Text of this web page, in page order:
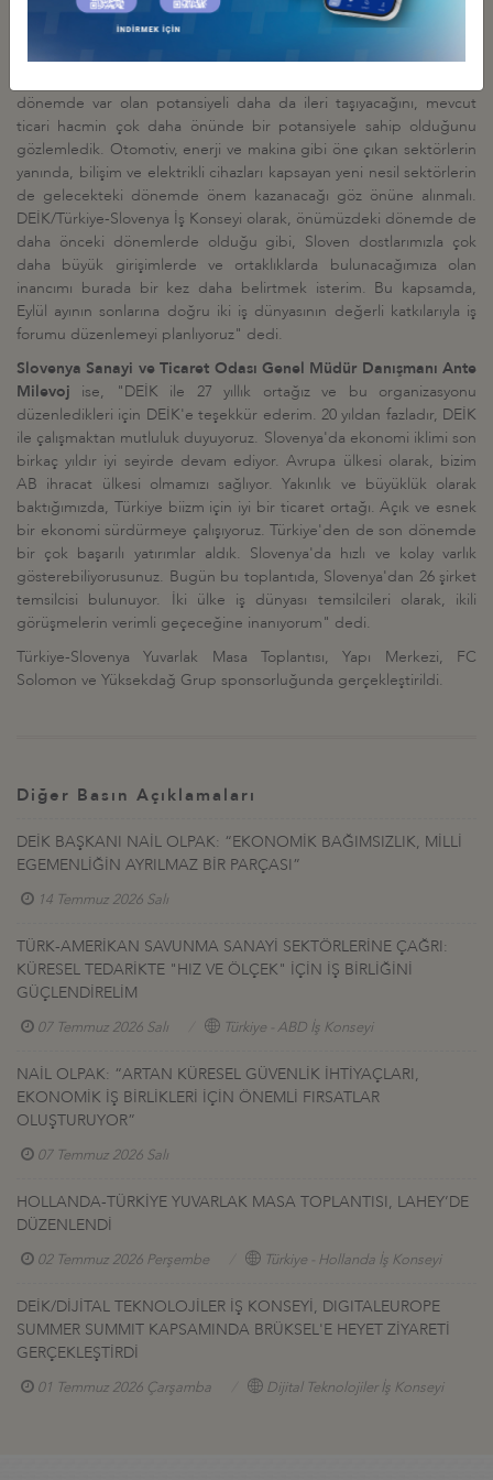
"DEİK/Türkiye-Slovenya İş Konseyi olarak, Karşı Kanat
Kuruluşumuz Slovenya Sanayi ve Ticaret Odası'nın değerli
dönemde var olan potansiyeli daha da ileri taşıyacağını, mevcut
ticari hacmin çok daha önünde bir potansiyele sahip olduğunu
gözlemledik. Otomotiv, enerji ve makina gibi öne çıkan sektörlerin
yanında, bilişim ve elektrikli cihazları kapsayan yeni nesil sektörlerin
de gelecekteki dönemde önem kazanacağı göz önüne alınmalı.
DEİK/Türkiye-Slovenya İş Konseyi olarak, önümüzdeki dönemde de
daha önceki dönemlerde olduğu gibi, Sloven dostlarımızla çok
daha büyük girişimlerde ve ortaklıklarda bulunacağımıza olan
inancımı burada bir kez daha belirtmek isterim. Bu kapsamda,
Eylül ayının sonlarına doğru iki iş dünyasının değerli katkılarıyla iş
forumu düzenlemeyi planlıyoruz" dedi.
Slovenya Sanayi ve Ticaret Odası Genel Müdür Danışmanı Ante
Milevoj ise, "DEİK ile 27 yıllık ortağız ve bu organizasyonu
düzenledikleri için DEİK'e teşekkür ederim. 20 yıldan fazladır, DEİK
ile çalışmaktan mutluluk duyuyoruz. Slovenya'da ekonomi iklimi son
birkaç yıldır iyi seyirde devam ediyor. Avrupa ülkesi olarak, bizim
AB ihracat ülkesi olmamızı sağlıyor. Yakınlık ve büyüklük olarak
baktığımızda, Türkiye biizm için iyi bir ticaret ortağı. Açık ve esnek
bir ekonomi sürdürmeye çalışıyoruz. Türkiye'den de son dönemde
bir çok başarılı yatırımlar aldık. Slovenya'da hızlı ve kolay varlık
gösterebiliyorusunuz. Bugün bu toplantıda, Slovenya'dan 26 şirket
temsilcisi bulunuyor. İki ülke iş dünyası temsilcileri olarak, ikili
görüşmelerin verimli geçeceğine inanıyorum" dedi.
Türkiye-Slovenya Yuvarlak Masa Toplantısı, Yapı Merkezi, FC
Solomon ve Yüksekdağ Grup sponsorluğunda gerçekleştirildi.
Diğer Basın Açıklamaları
DEİK BAŞKANI NAİL OLPAK: “EKONOMİK BAĞIMSIZLIK, MİLLİ
EGEMENLİĞİN AYRILMAZ BİR PARÇASI”
14 Temmuz 2026 Salı
TÜRK-AMERİKAN SAVUNMA SANAYİ SEKTÖRLERİNE ÇAĞRI:
KÜRESEL TEDARİKTE "HIZ VE ÖLÇEK" İÇİN İŞ BİRLİĞİNİ
GÜÇLENDİRELİM
07 Temmuz 2026 Salı Türkiye - ABD İş Konseyi
NAİL OLPAK: “ARTAN KÜRESEL GÜVENLİK İHTİYAÇLARI,
EKONOMİK İŞ BİRLİKLERİ İÇİN ÖNEMLİ FIRSATLAR
OLUŞTURUYOR”
07 Temmuz 2026 Salı
HOLLANDA-TÜRKİYE YUVARLAK MASA TOPLANTISI, LAHEY’DE
DÜZENLENDİ
02 Temmuz 2026 Perşembe Türkiye - Hollanda İş Konseyi
DEİK/DİJİTAL TEKNOLOJİLER İŞ KONSEYİ, DIGITALEUROPE
SUMMER SUMMIT KAPSAMINDA BRÜKSEL'E HEYET ZİYARETİ
GERÇEKLEŞTİRDİ
01 Temmuz 2026 Çarşamba Dijital Teknolojiler İş Konseyi